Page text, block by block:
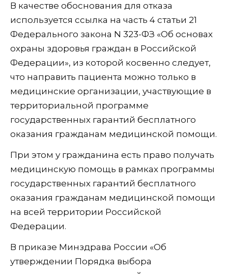
В качестве обоснования для отказа
используется ссылка на часть 4 статьи 21
Федерального закона N 323-ФЗ «Об основах
охраны здоровья граждан в Российской
Федерации», из которой косвенно следует,
что направить пациента можно только в
медицинские организации, участвующие в
территориальной программе
государственных гарантий бесплатного
оказания гражданам медицинской помощи.
При этом у гражданина есть право получать
медицинскую помощь в рамках программы
государственных гарантий бесплатного
оказания гражданам медицинской помощи
на всей территории Российской
Федерации.
В приказе Минздрава России «Об
утверждении Порядка выбора